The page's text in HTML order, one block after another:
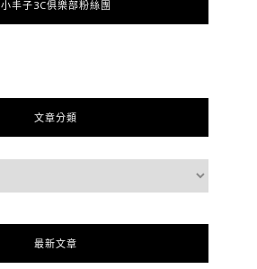
小丰子3C俱樂部粉絲團
文章分類
最新文章